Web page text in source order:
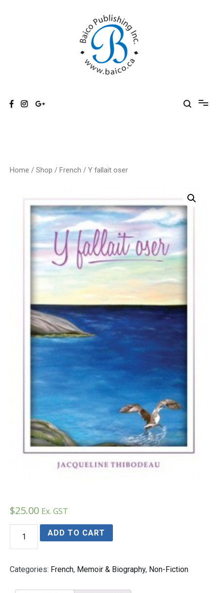
Baico
Home / Shop / French / Y fallait oser
$25.00 Ex. GST
fallait
oser
ADD TO CART
Categories: French, Memoir & Biography, Non-Fiction